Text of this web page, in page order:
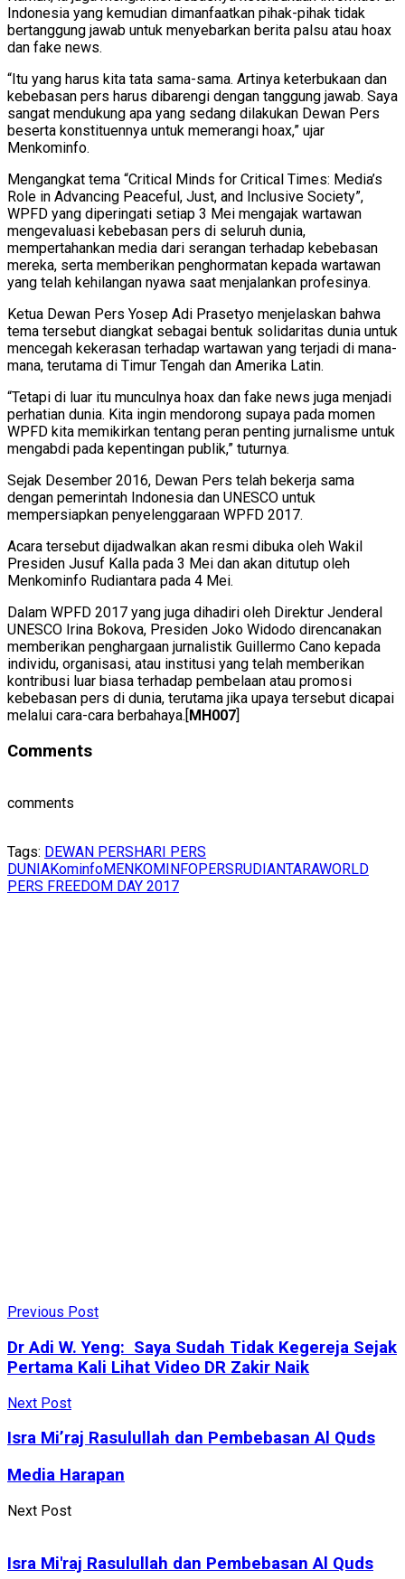
Indonesia yang kemudian dimanfaatkan pihak-pihak tidak
bertanggung jawab untuk menyebarkan berita palsu atau hoax
dan fake news.
“Itu yang harus kita tata sama-sama. Artinya keterbukaan dan
kebebasan pers harus dibarengi dengan tanggung jawab. Saya
sangat mendukung apa yang sedang dilakukan Dewan Pers
beserta konstituennya untuk memerangi hoax,” ujar
Menkominfo.
Mengangkat tema “Critical Minds for Critical Times: Media’s
Role in Advancing Peaceful, Just, and Inclusive Society”,
WPFD yang diperingati setiap 3 Mei mengajak wartawan
mengevaluasi kebebasan pers di seluruh dunia,
mempertahankan media dari serangan terhadap kebebasan
mereka, serta memberikan penghormatan kepada wartawan
yang telah kehilangan nyawa saat menjalankan profesinya.
Ketua Dewan Pers Yosep Adi Prasetyo menjelaskan bahwa
tema tersebut diangkat sebagai bentuk solidaritas dunia untuk
mencegah kekerasan terhadap wartawan yang terjadi di mana-
mana, terutama di Timur Tengah dan Amerika Latin.
“Tetapi di luar itu munculnya hoax dan fake news juga menjadi
perhatian dunia. Kita ingin mendorong supaya pada momen
WPFD kita memikirkan tentang peran penting jurnalisme untuk
mengabdi pada kepentingan publik,” tuturnya.
Sejak Desember 2016, Dewan Pers telah bekerja sama
dengan pemerintah Indonesia dan UNESCO untuk
mempersiapkan penyelenggaraan WPFD 2017.
Acara tersebut dijadwalkan akan resmi dibuka oleh Wakil
Presiden Jusuf Kalla pada 3 Mei dan akan ditutup oleh
Menkominfo Rudiantara pada 4 Mei.
Dalam WPFD 2017 yang juga dihadiri oleh Direktur Jenderal
UNESCO Irina Bokova, Presiden Joko Widodo direncanakan
memberikan penghargaan jurnalistik Guillermo Cano kepada
individu, organisasi, atau institusi yang telah memberikan
kontribusi luar biasa terhadap pembelaan atau promosi
kebebasan pers di dunia, terutama jika upaya tersebut dicapai
melalui cara-cara berbahaya.[MH007]
Comments
comments
Tags: DEWAN PERS HARI PERS
DUNIAKominfoMENKOMINFOPERS RUDIANTARAWORLD
PERS FREEDOM DAY 2017
Previous Post
​Dr Adi W. Yeng: Saya Sudah Tidak Kegereja Sejak
Pertama Kali Lihat Video DR Zakir Naik
Next Post
Isra Mi’raj Rasulullah dan Pembebasan Al Quds
Media Harapan
Next Post
Isra Mi'raj Rasulullah dan Pembebasan Al Quds